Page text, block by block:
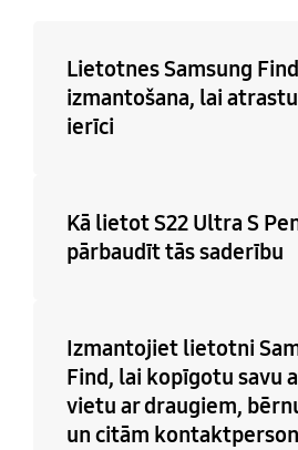
Lietotnes Samsung Find
izmantošana, lai
ierīci
Kā lietot S22 Ultra S
pārbaudīt tās saderību
Izmantojiet lietotni
Find, lai kopīgotu savu
vietu ar draugiem,
un citām